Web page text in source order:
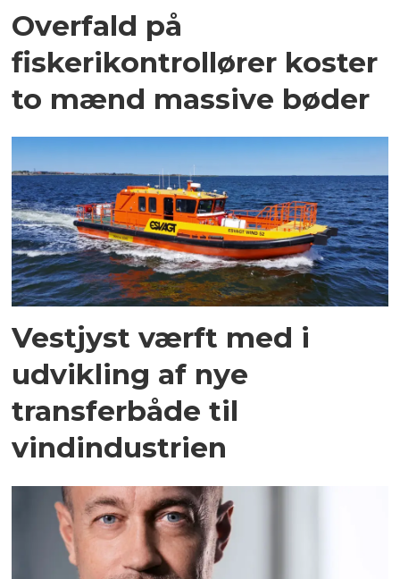
Overfald på
fiskerikontrollører koster
to mænd massive bøder
Vestjyst værft med i
udvikling af nye
transferbåde til
vindindustrien